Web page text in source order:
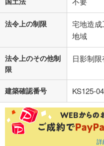
法令上の制限
宅地造
地域
法令上のその他制
限
日影制限
建築確認番号 KS125-
詳